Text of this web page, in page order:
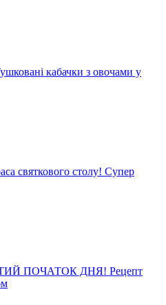
кабачки з овочами у
святкового столу! Супер
ПОЧАТОК ДНЯ! Рецепт